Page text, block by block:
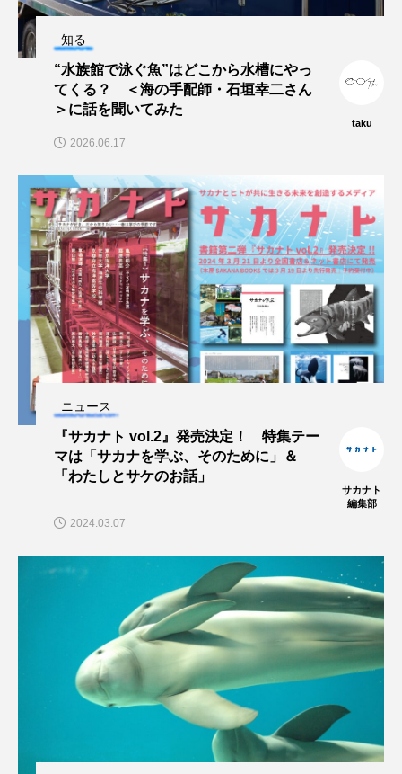
プライドフィッシュ プランクトン
ヘラヤガラ ベタ
ホタルイカ ホッキガイ ホッケ
ホテイウオ ホネガイ ホホジロザメ
ホヤ ホンモロコ ポットベリーシーホース
マアジ マイクロプラスチック マグロ
マス マダイ マダコ マダラ
マテガイ
ミナミギンガメアジ ミナミヌマエビ
メガロドン メギス
メゴチ メジナ メヌケ
メンダコ モクズガニ モツゴ
モノノケトンガリサカタザメ モリアオガエル
モンツキハギ ヤコウガイ ヤゴ
知る
“水族館で泳ぐ魚”はどこから水槽にやっ
てくる？ ＜海の手配師・石垣幸二さん
＞に話を聞いてみた
taku
2026.06.17
ニュース
『サカナト vol.2』発売決定！ 特集テー
マは「サカナを学ぶ、そのために」＆
「わたしとサケのお話」
サカナト
編集部
2024.03.07